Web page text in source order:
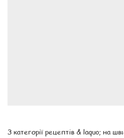
З категорії рецептів & laquo; на